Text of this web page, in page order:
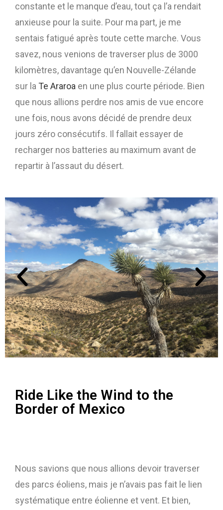
constante et le manque d’eau, tout ça l’a rendait
anxieuse pour la suite. Pour ma part, je me
sentais fatigué après toute cette marche. Vous
savez, nous venions de traverser plus de 3000
kilomètres, davantage qu’en Nouvelle-Zélande
sur la Te Araroa en une plus courte période. Bien
que nous allions perdre nos amis de vue encore
une fois, nous avons décidé de prendre deux
jours zéro consécutifs. Il fallait essayer de
recharger nos batteries au maximum avant de
repartir à l’assaut du désert.
Ride Like the Wind to the
Border of Mexico
Nous savions que nous allions devoir traverser
des parcs éoliens, mais je n’avais pas fait le lien
systématique entre éolienne et vent. Et bien,